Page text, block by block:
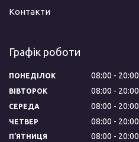
Контакти
Графік роботи
ПОНЕДІЛОК 08:00 20:00
ВІВТОРОК 08:00 20:00
СЕРЕДА 08:00 20:00
ЧЕТВЕР 08:00 20:00
ПʼЯТНИЦЯ 08:00 20:00